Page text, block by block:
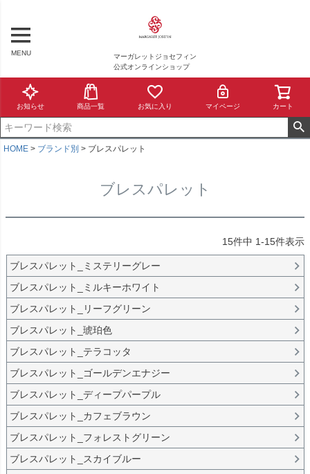
MENU
マーガレットジョセフィン
公式オンラインショップ
お知らせ 商品一覧 お気に入り マイページ カート
HOME ブランド別 ブレスパレット
ブレスパレット
15件中 1-15件表示
ブレスパレット_ミステリーグレー
ブレスパレット_ミルキーホワイト
ブレスパレット_リーフグリーン
ブレスパレット_琥珀色
ブレスパレット_テラコッタ
ブレスパレット_ゴールデンエナジー
ブレスパレット_ディープパープル
ブレスパレット_カフェブラウン
ブレスパレット_フォレストグリーン
ブレスパレット_スカイブルー